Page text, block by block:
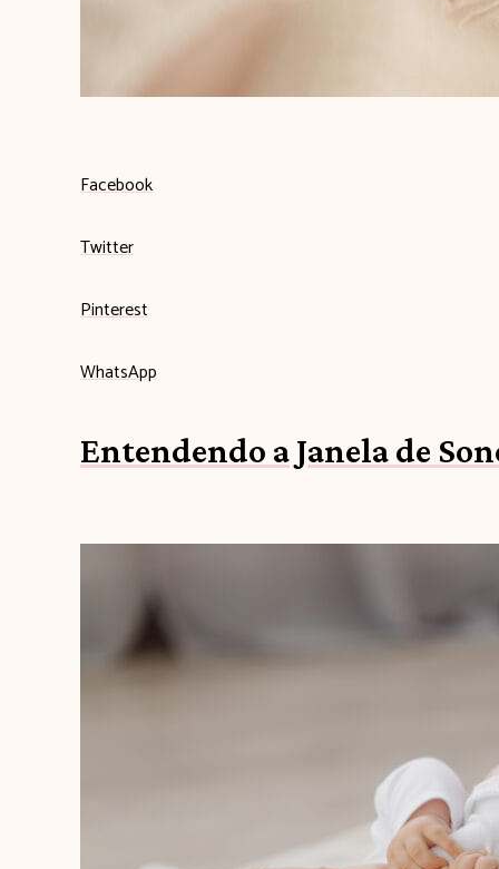
Facebook
Twitter
Pinterest
WhatsApp
Entendendo a Janela de